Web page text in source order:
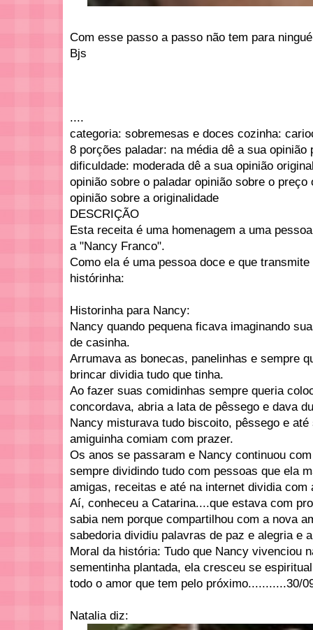
Com esse passo a passo não tem para
Bjs
....
categoria: sobremesas e doces cozinha:
8 porções paladar: na média dê a sua opinião
dificuldade: moderada dê a sua opinião
opinião sobre o paladar opinião sobre o
opinião sobre a originalidade
DESCRIÇÃO
Esta receita é uma homenagem a uma
a "Nancy Franco".
Como ela é uma pessoa doce e que
histórinha:
Historinha para Nancy:
Nancy quando pequena ficava imaginando
de casinha.
Arrumava as bonecas, panelinhas e sempre
brincar dividia tudo que tinha.
Ao fazer suas comidinhas sempre queria
concordava, abria a lata de pêssego e dava
Nancy misturava tudo biscoito, pêssego e
amiguinha comiam com prazer.
Os anos se passaram e Nancy continuou
sempre dividindo tudo com pessoas que ela
amigas, receitas e até na internet dividia
Aí, conheceu a Catarina....que estava com
sabia nem porque compartilhou com a nova
sabedoria dividiu palavras de paz e alegria e
Moral da história: Tudo que Nancy vivenciou
sementinha plantada, ela cresceu se
todo o amor que tem pelo próximo...........30/
Natalia diz: